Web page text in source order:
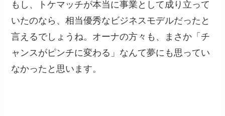
もし、トケマッチが本当に事業として成り立って
いたのなら、相当優秀なビジネスモデルだったと
言えるでしょうね。オーナの方々も、まさか「チ
ャンスがピンチに変わる」なんて夢にも思ってい
なかったと思います。